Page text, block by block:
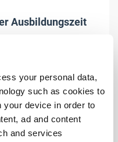
your personal data,
such as cookies to
your device in order to
ad and content
and services
Ausbildungszeit
Bekanntgabe der Noten.